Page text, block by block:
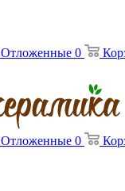
Отложенные 0
Отложенные 0